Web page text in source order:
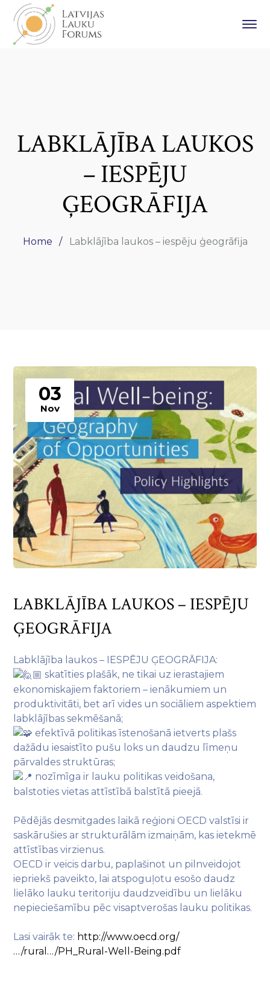
LABKLĀJĪBA LAUKOS
– IESPĒJU
ĢEOGRĀFIJA
Home Labklājība laukos – iespēju ģeogrāfija
03
Nov
LABKLĀJĪBA LAUKOS – IESPĒJU
ĢEOGRĀFIJA
Labklājība laukos – IESPĒJU ĢEOGRĀFIJA:
skatīties plašāk, ne tikai uz ierastajiem
ekonomiskajiem faktoriem – ienākumiem un
produktivitāti, bet arī vides un sociāliem aspektiem
labklājības sekmēšanā;
efektīvā politikas īstenošanā ietverts plašs
dažādu iesaistīto pušu loks un daudzu līmeņu
pārvaldes struktūras;
nozīmīga ir lauku politikas veidošana,
balstoties vietas attīstībā balstītā pieejā.
Pēdējās desmitgades laikā reģioni OECD valstīsi ir
saskārušies ar strukturālām izmaiņām, kas ietekmē
attīstības virzienus.
OECD ir veicis darbu, paplašinot un pilnveidojot
iepriekš paveikto, lai atspoguļotu esošo daudz
lielāko lauku teritoriju daudzveidību un lielāku
nepieciešamību pēc visaptverošas lauku politikas.
Lasi vairāk te: http://www.oecd.org/
…/rural…/PH_Rural-Well-Being.pdf